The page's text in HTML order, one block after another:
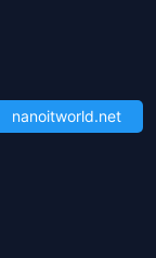
nanoitworld.net